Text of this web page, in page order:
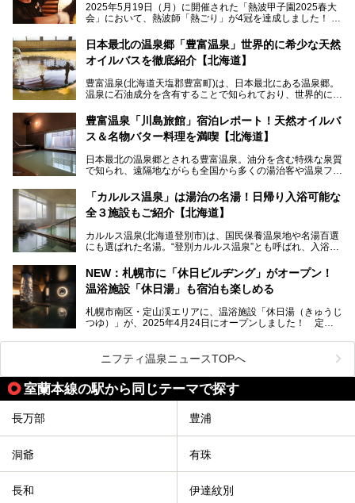
2025年5月19日（月）に開催された「熱波甲子園2025春大
会」において、熱波師「熱ごり」が4冠を達成しました！
動拠点である北海道の銭湯「湯屋・サーモン」にて、メンズ
スキンケアブランド バルクオムの「ONE DAY KIT」を数量
限定でプレゼントいたします。
で、ぜひお試しください。※6月13日配布開始、なくなり次
第終了
───
提供元：株式会社バルクオム【PR】
この記事は株式会社バルクオム商品のPR記事です。
日本最北の温泉郷「豊富温泉」世界的に希少な天然
オイルバスを徹底紹介【北海道】
豊富温泉(北海道天塩郡豊富町)は、日本最北にある温泉郷。
温泉に石油成分を含有することで知られており、世界的にも
に特効があると言われ、遠隔地ながらも全国から湯治・療養
目的で多くの人々が訪れます。
地体験し、独自の視点で豊富温泉の“天然オイルバス”をレポ
ート。温泉地概要や日帰り入浴施設をはじめ、宿泊施設・ア
豊富温泉「川島旅館」宿泊レポート！天然オイルバ
ス＆名物バター料理を満喫【北海道】
日本最北の温泉郷とされる豊富温泉。油分を含む特殊な泉質
で知られ、遠隔地ながらも全国から多くの湯治客や温泉ファ
「川島旅館」は、豊富温泉の開湯当初から営業する老舗旅
館。とりわけ温泉の良さと名物のバター料理に定評があり、
の温泉や料理をはじめ、パブリックスペース・客室など宿の
全貌を徹底的にご紹介します！
「カルルス温泉」は湯治の名湯！日帰り入浴可能な
全３施設もご紹介【北海道】
カルルス温泉(北海道登別市)は、国民保養温泉地や名湯百選
にも選ばれた名湯。“登別カルルス温泉”とも呼ばれ、入浴剤
豊かな登別温泉とは対照的な存在で、今も湯治場的な要素が
残る閑静な温泉地です。
地体験し、カルルス温泉をご紹介。温泉地の概要や泉質解説
をはじめ、日帰り入浴可能な全３施設の紹介・周辺観光・ア
NEW：札幌市に「休日ビルヂング」がオープン！
温浴施設「休日湯」も宿泊も楽しめる
札幌市南区・定山渓エリアに、温浴施設「休日湯（きゅうじ
つゆ）」が、2025年4月24日にオープンしました！ 定山
この施設は、温泉・サウナの「休日湯」・ラウンジの「THE
LOUNGE DAYOF」・グルメ「休日洋麺店」・ホテル「エク
スクラメーションホテル」で構成された、まさに大人の癒し
空間。
今回は、そんな「休日ビルヂング」の魅力を5つのポイント
ニフティ温泉ニュースTOPへ
室蘭本線の駅から同じテーマで探す
長万部 豊浦
洞爺 有珠
長和 伊達紋別